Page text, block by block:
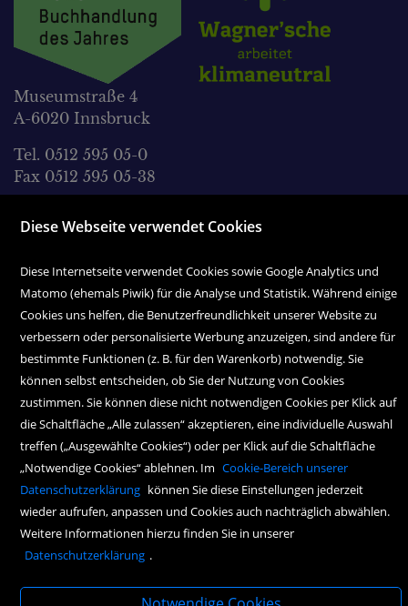
Museumstraße 4
A-6020 Innsbruck
Tel. 0512 595 05-0
Fax 0512 595 05-38
9.00 Uhr bis 18.30 Uhr
Samstag:
9.00 Uhr bis 17.00 Uhr
Copyright Icons: Fahrradicon | Socialicon | Zahlungsicon | Serviceicons
Diese Webseite verwendet Cookies
Diese Internetseite verwendet Cookies sowie Google Analytics und
Matomo (ehemals Piwik) für die Analyse und Statistik. Während einige
Cookies uns helfen, die Benutzerfreundlichkeit unserer Website zu
verbessern oder personalisierte Werbung anzuzeigen, sind andere für
bestimmte Funktionen (z. B. für den Warenkorb) notwendig. Sie
können selbst entscheiden, ob Sie der Nutzung von Cookies
zustimmen. Sie können diese nicht notwendigen Cookies per Klick auf
die Schaltfläche „Alle zulassen“ akzeptieren, eine individuelle Auswahl
treffen („Ausgewählte Cookies“) oder per Klick auf die Schaltfläche
„Notwendige Cookies“ ablehnen. Im Cookie-Bereich unserer
Datenschutzerklärung können Sie diese Einstellungen jederzeit
wieder aufrufen, anpassen und Cookies auch nachträglich abwählen.
Weitere Informationen hierzu finden Sie in unserer
Datenschutzerklärung .